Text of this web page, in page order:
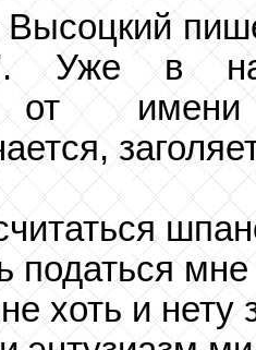
Высоцкий
Уже в
от
податься
хоть и нету